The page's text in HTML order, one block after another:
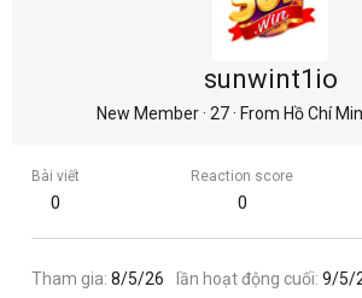
sunwint1io
New Member · 27· From Hồ Chí
Bài viết
0
Reaction score
0
Tham gia 8/5/26 lần hoạt động cuối 9/5/